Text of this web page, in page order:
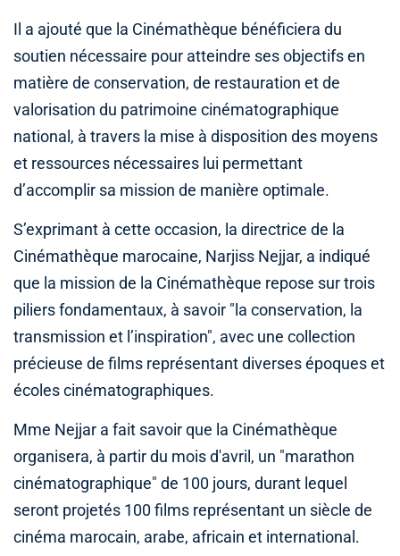
Il a ajouté que la Cinémathèque bénéficiera du
soutien nécessaire pour atteindre ses objectifs en
matière de conservation, de restauration et de
valorisation du patrimoine cinématographique
national, à travers la mise à disposition des moyens
et ressources nécessaires lui permettant
d’accomplir sa mission de manière optimale.
S’exprimant à cette occasion, la directrice de la
Cinémathèque marocaine, Narjiss Nejjar, a indiqué
que la mission de la Cinémathèque repose sur trois
piliers fondamentaux, à savoir "la conservation, la
transmission et l’inspiration", avec une collection
précieuse de films représentant diverses époques et
écoles cinématographiques.
Mme Nejjar a fait savoir que la Cinémathèque
organisera, à partir du mois d'avril, un "marathon
cinématographique" de 100 jours, durant lequel
seront projetés 100 films représentant un siècle de
cinéma marocain, arabe, africain et international.